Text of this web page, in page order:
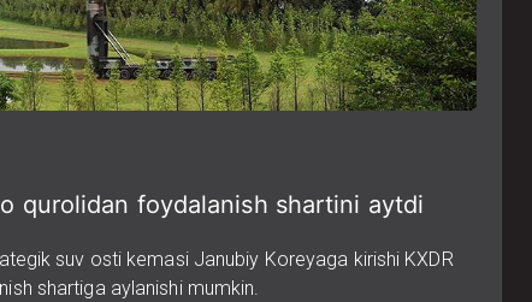
qurolidan foydalanish shartini aytdi
suv osti kemasi Janubiy Koreyaga kirishi KXDR
shartiga aylanishi mumkin.